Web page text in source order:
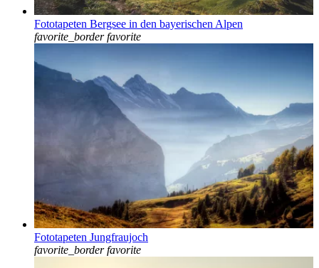
Fototapeten Bergsee in den bayerischen Alpen
favorite_border favorite
Fototapeten Jungfraujoch
favorite_border favorite